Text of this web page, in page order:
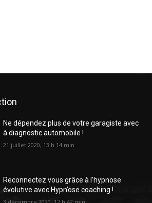
Ne dépendez plus de votre garagiste avec
à diagnostic automobile !
21 juillet 2020, 13 h 14 min
Reconnectez vous grâce à l’hypnose
évolutive avec Hypn’ose coaching !